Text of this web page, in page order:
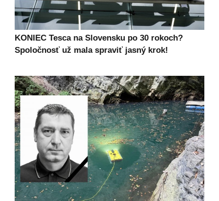
KONIEC Tesca na Slovensku po 30 rokoch?
Spoločnosť už mala spraviť jasný krok!